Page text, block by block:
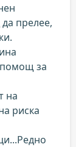
прелее,
помощ за
на
риска